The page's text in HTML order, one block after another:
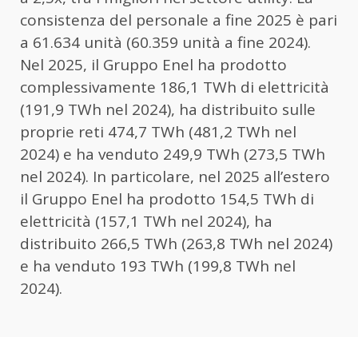
consistenza del personale a fine 2025 è pari
a 61.634 unità (60.359 unità a fine 2024).
Nel 2025, il Gruppo Enel ha prodotto
complessivamente 186,1 TWh di elettricità
(191,9 TWh nel 2024), ha distribuito sulle
proprie reti 474,7 TWh (481,2 TWh nel
2024) e ha venduto 249,9 TWh (273,5 TWh
nel 2024). In particolare, nel 2025 all’estero
il Gruppo Enel ha prodotto 154,5 TWh di
elettricità (157,1 TWh nel 2024), ha
distribuito 266,5 TWh (263,8 TWh nel 2024)
e ha venduto 193 TWh (199,8 TWh nel
2024).